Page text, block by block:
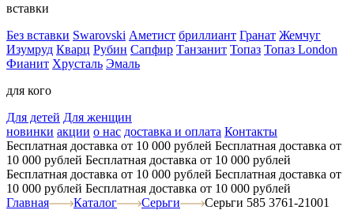
вставки
Без вставки Swarovski Аметист бриллиант Гранат Жемчуг
Изумруд Кварц Рубин Сапфир Танзанит Топаз Топаз London
Фианит Хрусталь Эмаль
для кого
Для детей Для женщин
новинки акции о нас доставка и оплата Контакты
Бесплатная доставка от 10 000 рублей Бесплатная доставка от
10 000 рублей Бесплатная доставка от 10 000 рублей
Бесплатная доставка от 10 000 рублей Бесплатная доставка от
10 000 рублей Бесплатная доставка от 10 000 рублей
Главная
Каталог Серьги Серьги 585 3761-21001